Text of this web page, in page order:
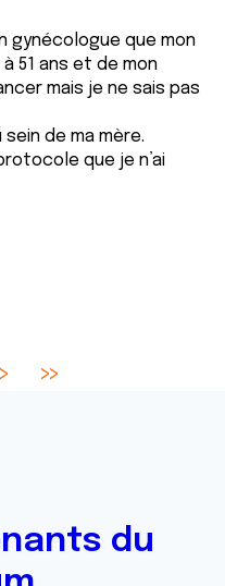
gynécologue que mon
51 ans et de mon
mais je ne sais pas
de ma mère.
que je n’ai
du